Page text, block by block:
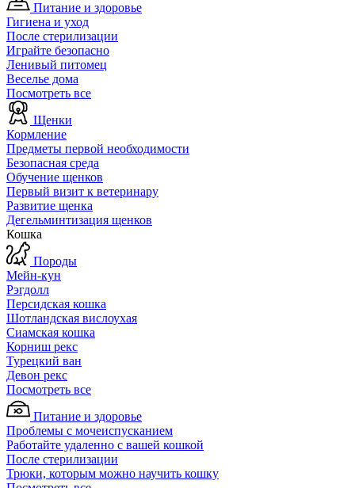
Питание и здоровье
Гигиена и уход
После стерилизации
Играйте безопасно
Ленивый питомец
Веселье дома
Посмотреть все
Щенки
Кормление
Предметы первой необходимости
Безопасная среда
Обучение щенков
Первый визит к ветеринару
Развитие щенка
Дегельминтизация щенков
Кошка
Породы
Мейн-кун
Рэгдолл
Персидская кошка
Шотландская вислоухая
Сиамская кошка
Корниш рекс
Турецкий ван
Девон рекс
Посмотреть все
Питание и здоровье
Проблемы с мочеиспусканием
Работайте удаленно с вашей кошкой
После стерилизации
Трюки, которым можно научить кошку